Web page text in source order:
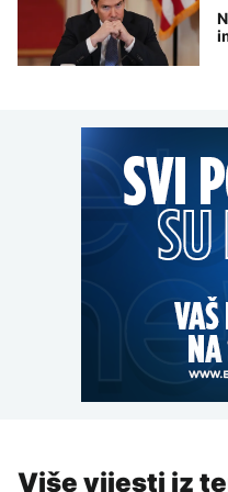
Više vijesti iz